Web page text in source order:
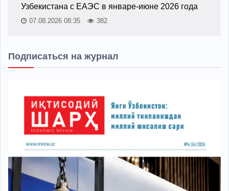
Узбекистана с ЕАЭС в январе-июне 2026 года
07.08.2026 08:35 382
Подписаться на журнал